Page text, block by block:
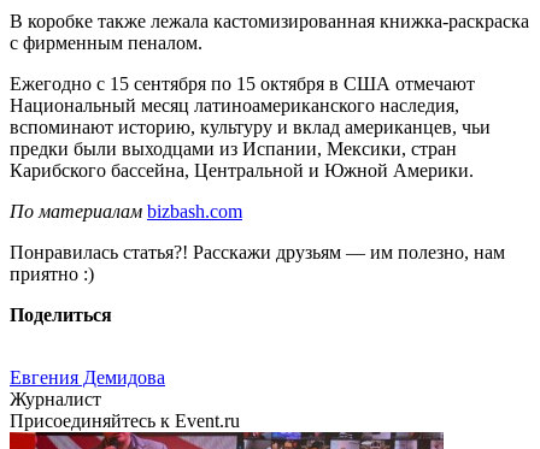
В коробке также лежала кастомизированная книжка-раскраска
с фирменным пеналом.
Ежегодно с 15 сентября по 15 октября в США отмечают
Национальный месяц латиноамериканского наследия,
вспоминают историю, культуру и вклад американцев, чьи
предки были выходцами из Испании, Мексики, стран
Карибского бассейна, Центральной и Южной Америки.
По материалам bizbash.com
Понравилась статья?! Расскажи друзьям — им полезно, нам
приятно :)
Поделиться
Евгения Демидова
Журналист
Присоединяйтесь к Event.ru